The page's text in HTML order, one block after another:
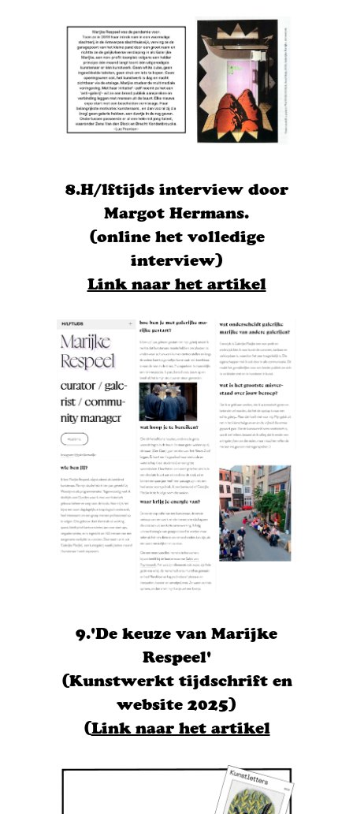
8.H/lftijds interview door
Margot Hermans.
(online het volledige
interview)
Link naar het artikel
9.'De keuze van Marijke
Respeel'
(Kunstwerkt tijdschrift en
website 2025)
(Link naar het artikel